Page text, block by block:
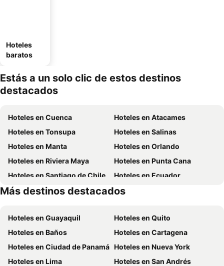
Hoteles
baratos
Estás a un solo clic de estos destinos
destacados
Hoteles en Cuenca
Hoteles en Atacames
Hoteles en Tonsupa
Hoteles en Salinas
Hoteles en Manta
Hoteles en Orlando
Hoteles en Riviera Maya
Hoteles en Punta Cana
Hoteles en Santiago de Chile
Hoteles en Ecuador
Hoteles en México
Hoteles en Chicago
Más destinos destacados
Hoteles en Guayaquil
Hoteles en Quito
Hoteles en Baños
Hoteles en Cartagena
Hoteles en Ciudad de Panamá Hoteles en Nueva York
Hoteles en Lima
Hoteles en San Andrés